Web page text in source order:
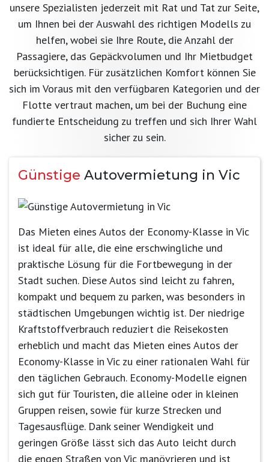
unsere Spezialisten jederzeit mit Rat und Tat zur Seite,
um Ihnen bei der Auswahl des richtigen Modells zu
helfen, wobei sie Ihre Route, die Anzahl der
Passagiere, das Gepäckvolumen und Ihr Mietbudget
berücksichtigen. Für zusätzlichen Komfort können Sie
sich im Voraus mit den verfügbaren Kategorien und der
Flotte vertraut machen, um bei der Buchung eine
fundierte Entscheidung zu treffen und sich Ihrer Wahl
sicher zu sein.
Günstige Autovermietung in Vic
Das Mieten eines Autos der Economy-Klasse in Vic
ist ideal für alle, die eine erschwingliche und
praktische Lösung für die Fortbewegung in der
Stadt suchen. Diese Autos sind leicht zu fahren,
kompakt und bequem zu parken, was besonders in
städtischen Umgebungen wichtig ist. Der niedrige
Kraftstoffverbrauch reduziert die Reisekosten
erheblich und macht das Mieten eines Autos der
Economy-Klasse in Vic zu einer rationalen Wahl für
den täglichen Gebrauch. Economy-Modelle eignen
sich gut für Touristen, die alleine oder in kleinen
Gruppen reisen, sowie für kurze Strecken und
Tagesausflüge. Dank seiner Wendigkeit und
geringen Größe lässt sich das Auto leicht durch
die engen Straßen von Vic manövrieren und ist